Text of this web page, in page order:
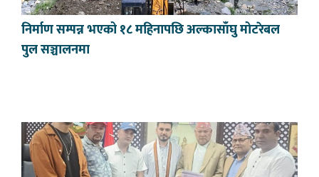
निर्माण सम्पन्न भएको १८ महिनापछि अल्कासाँघु मोटरेबल
पुल सञ्चालनमा